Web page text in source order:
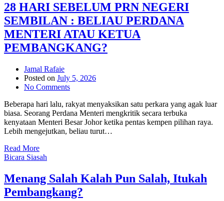
28 HARI SEBELUM PRN NEGERI
SEMBILAN : BELIAU PERDANA
MENTERI ATAU KETUA
PEMBANGKANG?
Jamal Rafaie
Posted on July 5, 2026
No Comments
Beberapa hari lalu, rakyat menyaksikan satu perkara yang agak luar
biasa. Seorang Perdana Menteri mengkritik secara terbuka
kenyataan Menteri Besar Johor ketika pentas kempen pilihan raya.
Lebih mengejutkan, beliau turut…
Read More
Bicara Siasah
Menang Salah Kalah Pun Salah, Itukah
Pembangkang?